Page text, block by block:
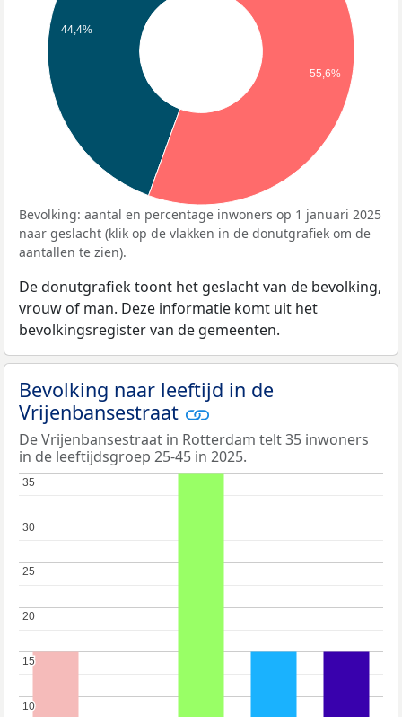
44,4%
55,6%
Bevolking: aantal en percentage inwoners op 1 januari 2025
naar geslacht (klik op de vlakken in de donutgrafiek om de
aantallen te zien).
De donutgrafiek toont het geslacht van de bevolking,
vrouw of man. Deze informatie komt uit het
bevolkingsregister van de gemeenten.
Bevolking naar leeftijd in de
Vrijenbansestraat
De Vrijenbansestraat in Rotterdam telt 35 inwoners
in de leeftijdsgroep 25-45 in 2025.
10
10
15
15
20
20
25
25
30
30
35
35